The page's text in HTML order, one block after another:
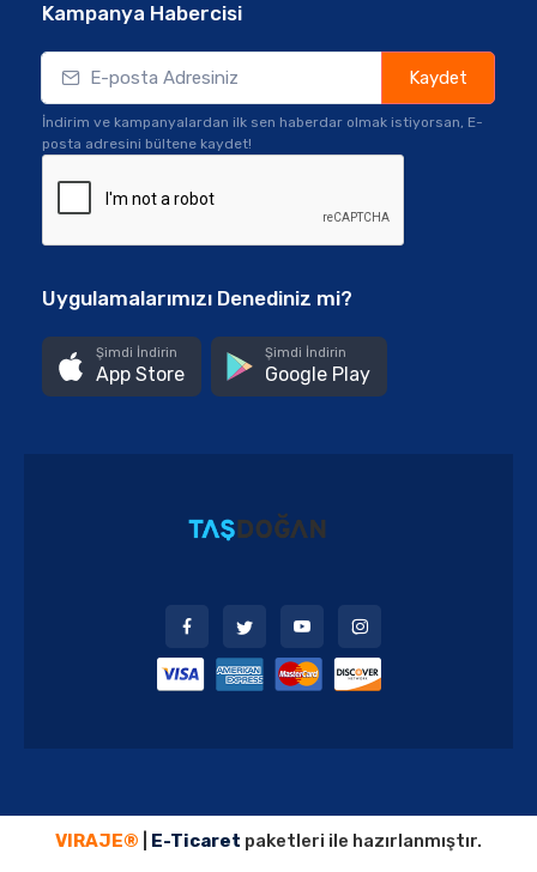
Kampanya Habercisi
Kaydet
İndirim ve kampanyalardan ilk sen haberdar olmak istiyorsan, E-
posta adresini bültene kaydet!
Uygulamalarımızı Denediniz mi?
Şimdi İndirin
App Store
Şimdi İndirin
Google Play
VIRAJE® E-Ticaret paketleri ile hazırlanmıştır.